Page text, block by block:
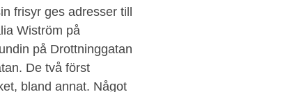
frisyr ges adresser till
Wiström på
på Drottninggatan
De två först
bland annat. Något